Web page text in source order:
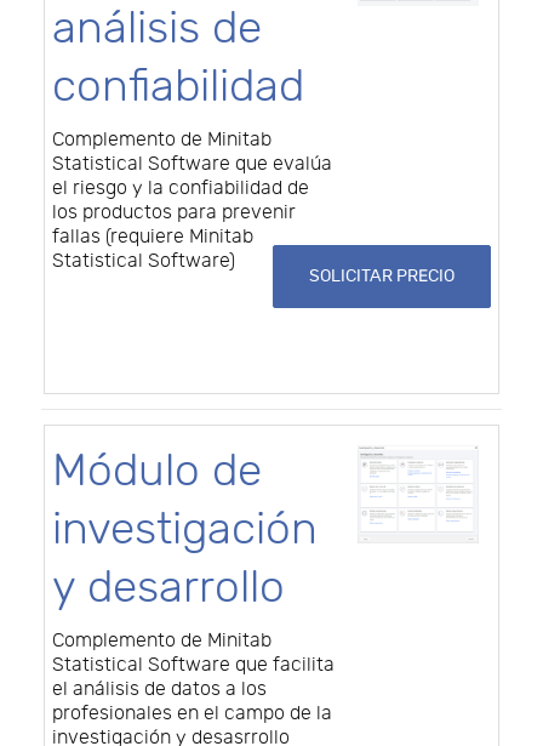
análisis de
confiabilidad
Complemento de Minitab
Statistical Software que evalúa
el riesgo y la confiabilidad de
los productos para prevenir
fallas (requiere Minitab
Statistical Software)
SOLICITAR PRECIO
Módulo de
investigación
y desarrollo
Complemento de Minitab
Statistical Software que facilita
el análisis de datos a los
profesionales en el campo de la
investigación y desasrrollo